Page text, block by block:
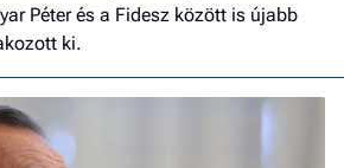
Péter és a Fidesz között is újabb
ki.